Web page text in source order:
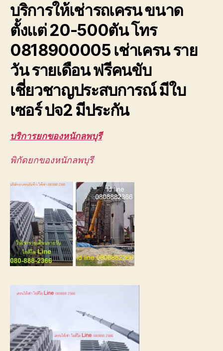
ของ
หนัก
ขึ้น
ดาดฟ้า
ตึก
สูง
ยก
ส่ง
บริการให้เช่ารถเครน ขนาด
ตั้งแต่ 20-500ตัน โทร
0818900005 เช่าเครน ราย
วัน รายเดือน ฟรีคนขับ
เชี่ยวชาญประสบการณ์ มีใบ
เซอร์ ปจ2 มีประกัน
บริการยกของหนักลพบุรี
พิกัดยกของหนักลพบุรี